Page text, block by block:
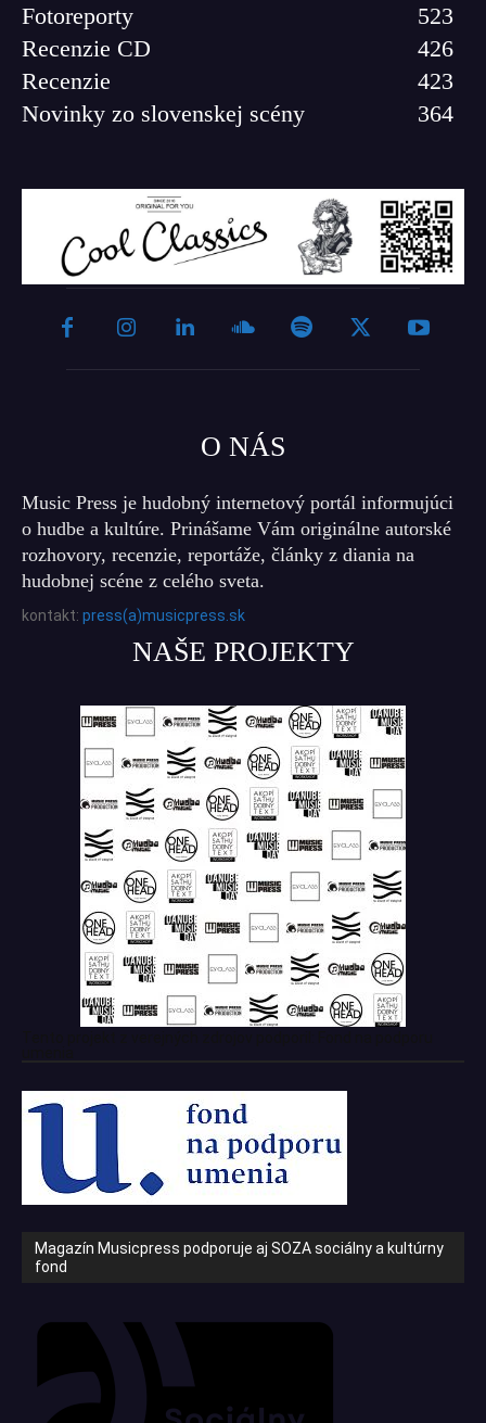
Fotoreporty
523
Recenzie CD
426
Recenzie
423
Novinky zo slovenskej scény
364
O NÁS
Music Press je hudobný internetový portál informujúci
o hudbe a kultúre. Prinášame Vám originálne autorské
rozhovory, recenzie, reportáže, články z diania na
hudobnej scéne z celého sveta.
kontakt: press(a)musicpress.sk
NAŠE PROJEKTY
Magazín Musicpress podporuje aj SOZA sociálny a kultúrny
fond